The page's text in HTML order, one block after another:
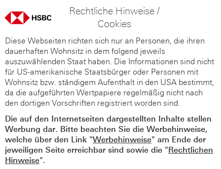
Rechtliche Hinweise /
Cookies
Diese Webseiten richten sich nur an Personen, die ihren
dauerhaften Wohnsitz in dem folgend jeweils
auszuwählenden Staat haben. Die Informationen sind nicht
für US-amerikanische Staatsbürger oder Personen mit
Wohnsitz bzw. ständigem Aufenthalt in den USA bestimmt,
da die aufgeführten Wertpapiere regelmäßig nicht nach
den dortigen Vorschriften registriert worden sind.
Die auf den Internetseiten dargestellten Inhalte stellen
Werbung dar. Bitte beachten Sie die Werbehinweise,
welche über den Link "Werbehinweise" am Ende der
jeweiligen Seite erreichbar sind sowie die "Rechtlichen
Hinweise".